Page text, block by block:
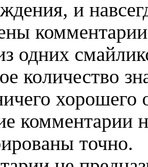
и
одних
количество
комментарии
точно.